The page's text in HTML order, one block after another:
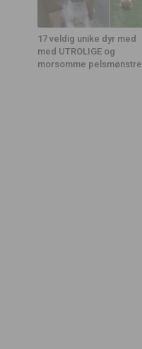
17 veldig unike dyr med
med UTROLIGE og
morsomme pelsmønstre